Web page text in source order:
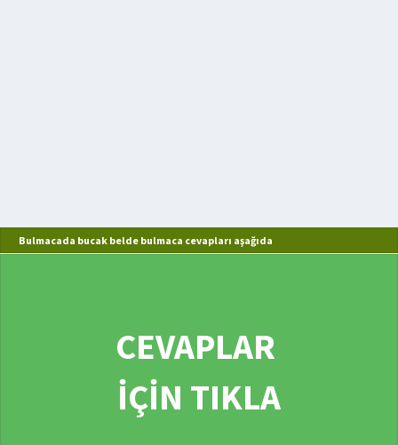
Bulmacada bucak belde bulmaca cevapları aşağıda
CEVAPLAR
İÇİN TIKLA